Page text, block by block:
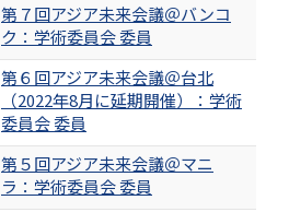
第７回アジア未来会議＠バンコ
ク：学術委員会 委員
第６回アジア未来会議＠台北
（2022年8月に延期開催）：学術
委員会 委員
第５回アジア未来会議＠マニ
ラ：学術委員会 委員